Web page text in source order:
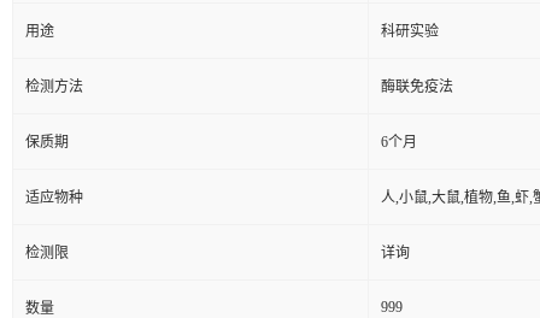
用途 科研实验
检测方法 酶联免疫法
保质期 6个月
适应物种 人,小鼠,大鼠,植物,鱼,虾,
检测限 详询
数量 999